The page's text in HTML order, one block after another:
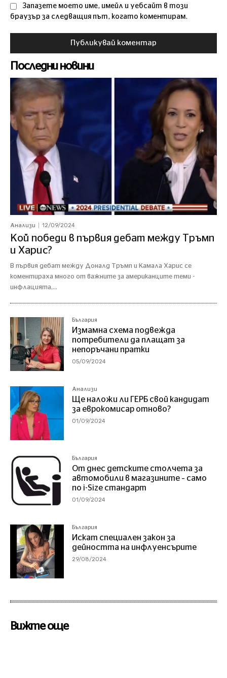
Запазете моето име, имейл и уебсайт в този
браузър за следващия път, когато коментирам.
Последни новини
Анализи 12/09/2024
Кой победи в първия дебат между Тръмп
и Харис?
В първия дебат между Доналд Тръмп и Камала Харис се
коментираха много от важните за американците теми -
инфлацията,...
България
Измамна схема подвежда
потребители да плащат за
непоръчани пратки
05/09/2024
Анализи
Ще наложи ли ГЕРБ свой кандидат
за еврокомисар отново?
01/09/2024
България
От днес детските столчета за
автомобили в магазините – само
по i-Size стандарт
01/09/2024
България
Искат специален закон за
дейността на инфлуенсърите
29/08/2024
Вижте още